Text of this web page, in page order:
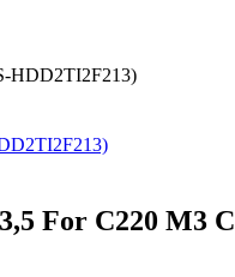
HDD2TI2F213)
For C220 M3